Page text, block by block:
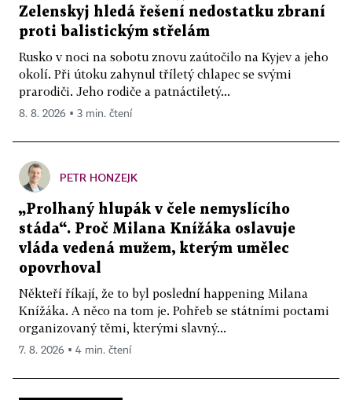
Zelenskyj hledá řešení nedostatku zbraní
proti balistickým střelám
Rusko v noci na sobotu znovu zaútočilo na Kyjev a jeho
okolí. Při útoku zahynul tříletý chlapec se svými
prarodiči. Jeho rodiče a patnáctiletý...
8. 8. 2026 ▪ 3 min. čtení
PETR HONZEJK
„Prolhaný hlupák v čele nemyslícího
stáda“. Proč Milana Knížáka oslavuje
vláda vedená mužem, kterým umělec
opovrhoval
Někteří říkají, že to byl poslední happening Milana
Knížáka. A něco na tom je. Pohřeb se státními poctami
organizovaný těmi, kterými slavný...
7. 8. 2026 ▪ 4 min. čtení